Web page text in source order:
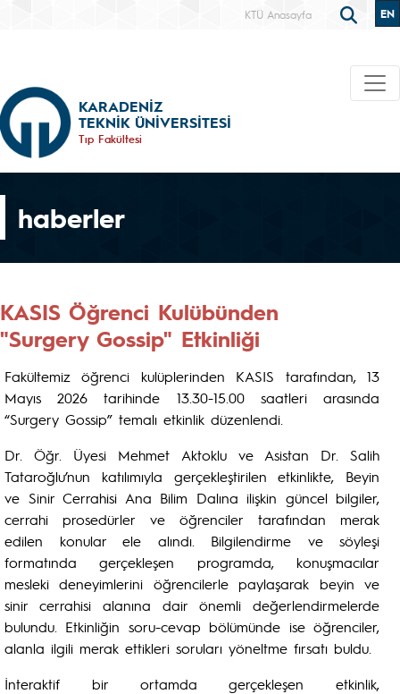
KTÜ Anasayfa EN
KARADENİZ
TEKNİK ÜNİVERSİTESİ
Tıp Fakültesi
haberler
KASIS Öğrenci Kulübünden
"Surgery Gossip" Etkinliği
Fakültemiz öğrenci kulüplerinden KASIS tarafından, 13
Mayıs 2026 tarihinde 13.30-15.00 saatleri arasında
“Surgery Gossip” temalı etkinlik düzenlendi.
Dr. Öğr. Üyesi Mehmet Aktoklu ve Asistan Dr. Salih
Tataroğlu’nun katılımıyla gerçekleştirilen etkinlikte, Beyin
ve Sinir Cerrahisi Ana Bilim Dalına ilişkin güncel bilgiler,
cerrahi prosedürler ve öğrenciler tarafından merak
edilen konular ele alındı. Bilgilendirme ve söyleşi
formatında gerçekleşen programda, konuşmacılar
mesleki deneyimlerini öğrencilerle paylaşarak beyin ve
sinir cerrahisi alanına dair önemli değerlendirmelerde
bulundu. Etkinliğin soru-cevap bölümünde ise öğrenciler,
alanla ilgili merak ettikleri soruları yöneltme fırsatı buldu.
İnteraktif bir ortamda gerçekleşen etkinlik,